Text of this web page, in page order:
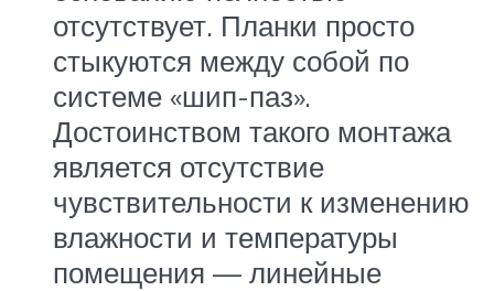
отсутствует. Планки просто
стыкуются между собой по
системе «шип-паз».
Достоинством такого монтажа
является отсутствие
чувствительности к изменению
влажности и температуры
помещения — линейные